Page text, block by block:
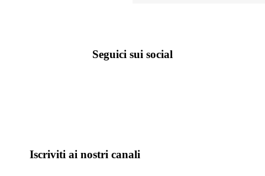
Seguici sui social
Iscriviti ai nostri canali